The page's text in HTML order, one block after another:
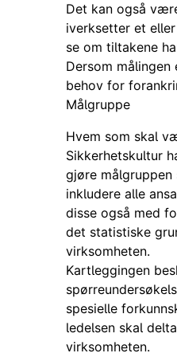
Det kan også
iverksetter et
se om tiltakene
Dersom
behov for
Målgruppe
Hvem som skal
Sikkerhetskultur
gjøre målgruppen
inkludere alle
disse også med
det statistiske
virksomheten.
Kartleggingen
spesielle
ledelsen skal
virksomheten.